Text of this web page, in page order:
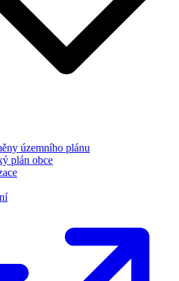
územního plánu
plán obce